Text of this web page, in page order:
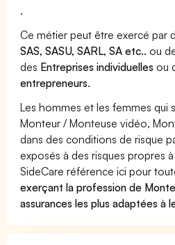
.
Ce métier peut être exercé par
SAS, SASU, SARL, SA etc.. ou
des Entreprises individuelles ou
entrepreneurs.
Les hommes et les femmes qui
Monteur / Monteuse vidéo,
dans des conditions de risque
exposés à des risques propres
SideCare référence ici pour
exerçant la profession de
assurances les plus adaptées à